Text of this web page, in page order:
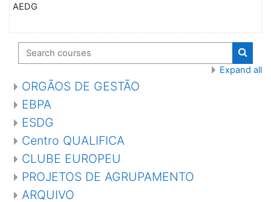
AEDG
Search courses
Expand all
ORGÃOS DE GESTÃO
EBPA
ESDG
Centro QUALIFICA
CLUBE EUROPEU
PROJETOS DE AGRUPAMENTO
ARQUIVO